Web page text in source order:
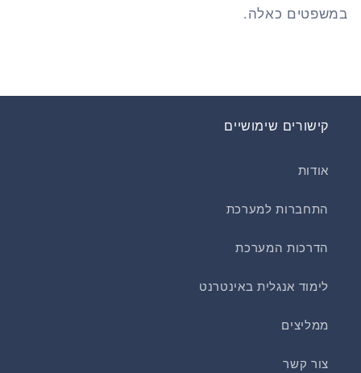
במשפטים כאלה.
קישורים שימושיים
אודות
התחברות למערכת
הדרכות המערכת
לימוד אנגלית באינטרנט
ממליצים
צור קשר